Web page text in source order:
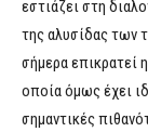
εστιάζει στη
της αλυσίδας των
σήμερα επικρατεί
οποία όμως έχει
σημαντικές